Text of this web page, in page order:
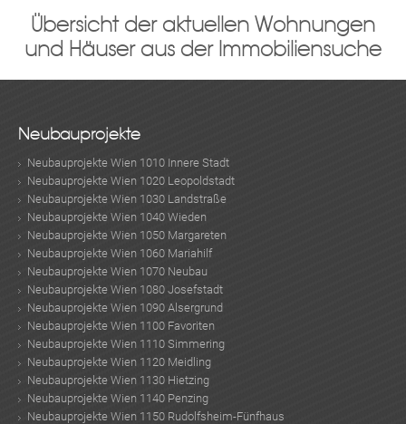
Übersicht der aktuellen Wohnungen
und Häuser aus der Immobiliensuche
Neubauprojekte
Neubauprojekte Wien 1010 Innere Stadt
Neubauprojekte Wien 1020 Leopoldstadt
Neubauprojekte Wien 1030 Landstraße
Neubauprojekte Wien 1040 Wieden
Neubauprojekte Wien 1050 Margareten
Neubauprojekte Wien 1060 Mariahilf
Neubauprojekte Wien 1070 Neubau
Neubauprojekte Wien 1080 Josefstadt
Neubauprojekte Wien 1090 Alsergrund
Neubauprojekte Wien 1100 Favoriten
Neubauprojekte Wien 1110 Simmering
Neubauprojekte Wien 1120 Meidling
Neubauprojekte Wien 1130 Hietzing
Neubauprojekte Wien 1140 Penzing
Neubauprojekte Wien 1150 Rudolfsheim-Fünfhaus